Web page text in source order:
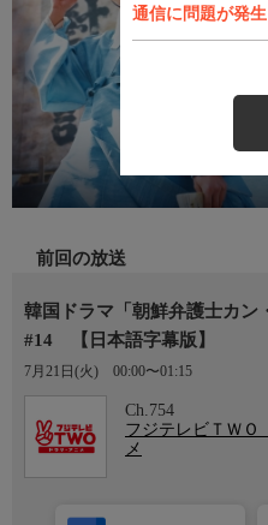
通信に問題が発
前回の放送
韓国ドラマ「朝鮮弁護士カン
#14 【日本語字幕版】
7月21日(火) 00:00〜01:15
Ch.754
フジテレビＴＷ
メ